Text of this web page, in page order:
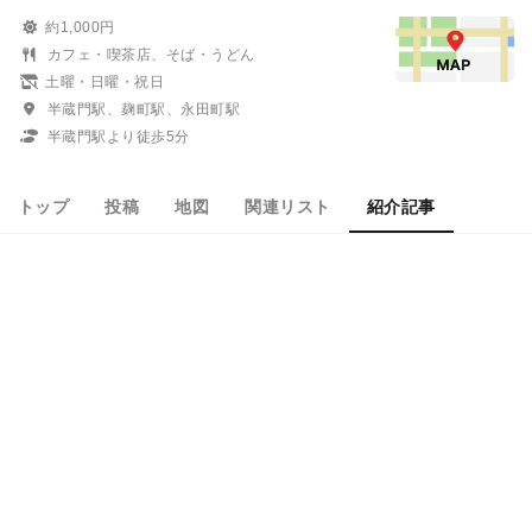
約1,000円
カフェ・喫茶店、そば・うどん
土曜・日曜・祝日
半蔵門駅、麹町駅、永田町駅
半蔵門駅より徒歩5分
トップ 投稿 地図 関連リスト 紹介記事